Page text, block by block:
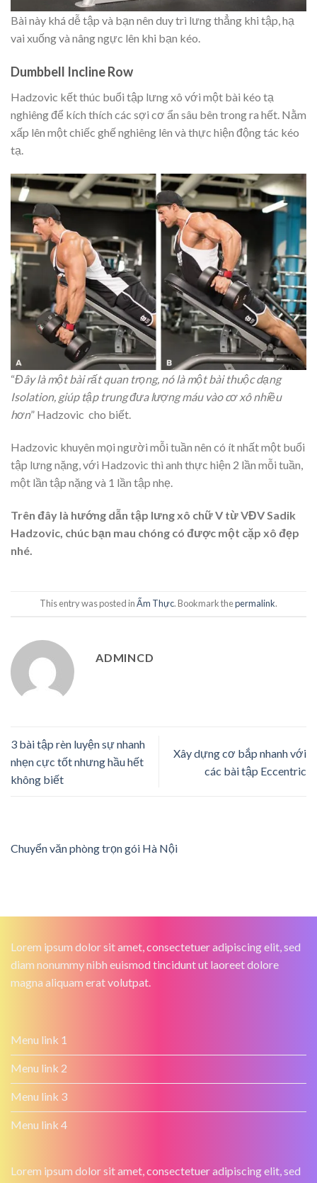
Bài này khá dễ tập và bạn nên duy trì lưng thẳng khi tập, hạ
vai xuống và nâng ngực lên khi bạn kéo.
Dumbbell Incline Row
Hadzovic kết thúc buổi tập lưng xô với một bài kéo tạ
nghiêng để kích thích các sợi cơ ẩn sâu bên trong ra hết. Nằm
xấp lên một chiếc ghế nghiêng lên và thực hiện động tác kéo
tạ.
“Đây là một bài rất quan trọng, nó là một bài thuộc dạng
Isolation, giúp tập trung đưa lượng máu vào cơ xô nhiều
hơn” Hadzovic cho biết.
Hadzovic khuyên mọi người mỗi tuần nên có ít nhất một buổi
tập lưng nặng, với Hadzovic thì anh thực hiện 2 lần mỗi tuần,
một lần tập nặng và 1 lần tập nhẹ.
Trên đây là hướng dẫn tập lưng xô chữ V từ VĐV Sadik
Hadzovic, chúc bạn mau chóng có được một cặp xô đẹp
nhé.
This entry was posted inẨm Thực. Bookmark thepermalink.
ADMINCD
3 bài tập rèn luyện sự nhanh
nhẹn cực tốt nhưng hầu hết
không biết
Xây dựng cơ bắp nhanh với
các bài tập Eccentric
Chuyển văn phòng trọn gói Hà Nội
Lorem ipsum dolor sit amet, consectetuer adipiscing elit, sed
diam nonummy nibh euismod tincidunt ut laoreet dolore
magna aliquam erat volutpat.
Menu link 1
Menu link 2
Menu link 3
Menu link 4
Lorem ipsum dolor sit amet, consectetuer adipiscing elit, sed